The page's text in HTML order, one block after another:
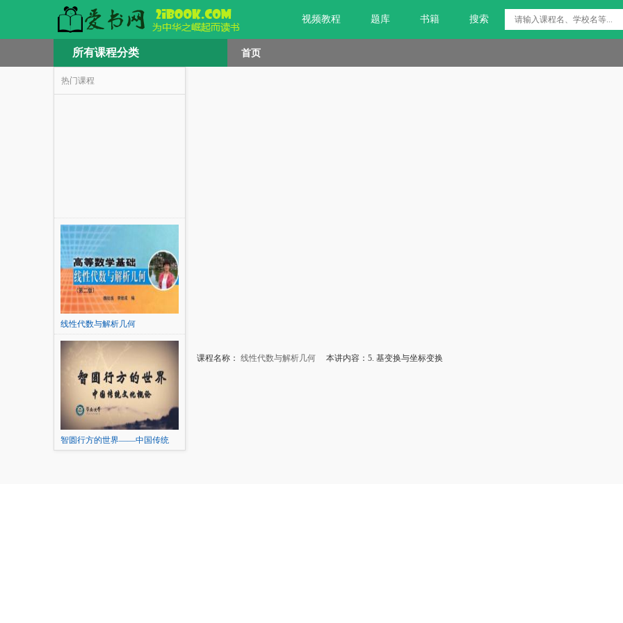
视频教程 题库 书籍 搜索
所有课程分类 首页
热门课程
线性代数与解析几何
智圆行方的世界——中国传统
课程名称： 线性代数与解析几何 本讲内容：5. 基变换与坐标变换